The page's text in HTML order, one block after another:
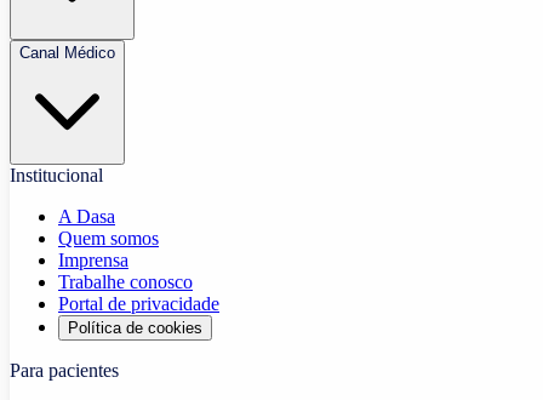
Canal Médico
Institucional
A Dasa
Quem somos
Imprensa
Trabalhe conosco
Portal de privacidade
Política de cookies
Para pacientes